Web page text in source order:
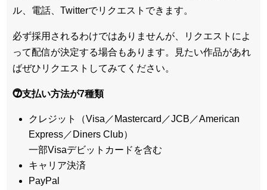
ル、電話、Twitterでリクエスト できます。
必ず採用されるわけではありませんが、リクエストによ
って配信が決定する場合もあります。見たい作品があれ
ばぜひリクエストしてみてください。
⓻支払い方法が7種類
クレジット（Visa／Mastercard／JCB／American
Express／Diners Club）
一部Visaデビットカードを含む
キャリア決済
PayPal